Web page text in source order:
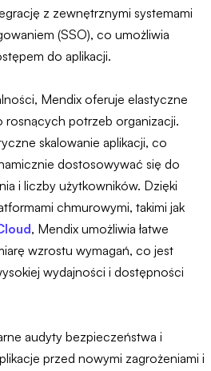
z zewnętrznymi systemami
(SSO), co umożliwia
do aplikacji.
Mendix oferuje elastyczne
potrzeb organizacji.
skalowanie aplikacji, co
dostosowywać się do
i liczby użytkowników. Dzięki
chmurowymi, takimi jak
, Mendix umożliwia łatwe
wzrostu wymagań, co jest
wydajności i dostępności
audyty bezpieczeństwa i
przed nowymi zagrożeniami i